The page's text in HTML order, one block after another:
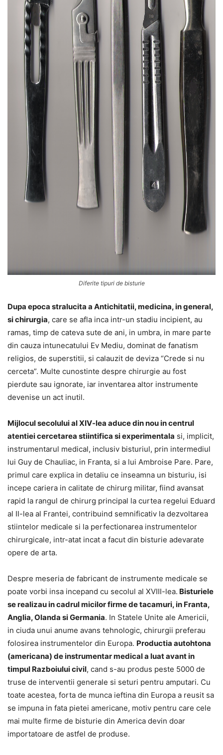
Diferite tipuri de bisturie
Dupa epoca stralucita a Antichitatii, medicina, in general,
si chirurgia, care se afla inca intr-un stadiu incipient, au
ramas, timp de cateva sute de ani, in umbra, in mare parte
din cauza intunecatului Ev Mediu, dominat de fanatism
religios, de superstitii, si calauzit de deviza “Crede si nu
cerceta”. Multe cunostinte despre chirurgie au fost
pierdute sau ignorate, iar inventarea altor instrumente
devenise un act inutil.
Mijlocul secolului al XIV-lea aduce din nou in centrul
atentiei cercetarea stiintifica si experimentala si, implicit,
instrumentarul medical, inclusiv bisturiul, prin intermediul
lui Guy de Chauliac, in Franta, si a lui Ambroise Pare. Pare,
primul care explica in detaliu ce inseamna un bisturiu, isi
incepe cariera in calitate de chirurg militar, fiind avansat
rapid la rangul de chirurg principal la curtea regelui Eduard
al II-lea al Frantei, contribuind semnificativ la dezvoltarea
stiintelor medicale si la perfectionarea instrumentelor
chirurgicale, intr-atat incat a facut din bisturie adevarate
opere de arta.
Despre meseria de fabricant de instrumente medicale se
poate vorbi insa incepand cu secolul al XVIII-lea. Bisturiele
se realizau in cadrul micilor firme de tacamuri, in Franta,
Anglia, Olanda si Germania. In Statele Unite ale Americii,
in ciuda unui anume avans tehnologic, chirurgii preferau
folosirea instrumentelor din Europa. Productia autohtona
(americana) de instrumentar medical a luat avant in
timpul Razboiului civil, cand s-au produs peste 5000 de
truse de interventii generale si seturi pentru amputari. Cu
toate acestea, forta de munca ieftina din Europa a reusit sa
se impuna in fata pietei americane, motiv pentru care cele
mai multe firme de bisturie din America devin doar
importatoare de astfel de produse.